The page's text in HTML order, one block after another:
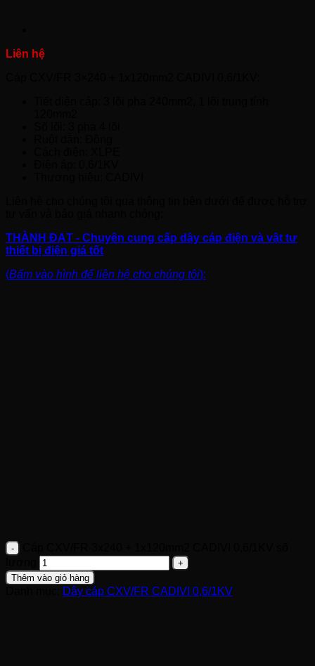
THÀNH ĐẠT - Chuyên cung cấp dây cáp điện và vật tư
thiết bị điện giá tốt
(Bấm vào hình để liên hệ cho chúng tôi):
Thêm vào giỏ hàng
Dây cáp CXV/FR CADIVI 0,6/1KV